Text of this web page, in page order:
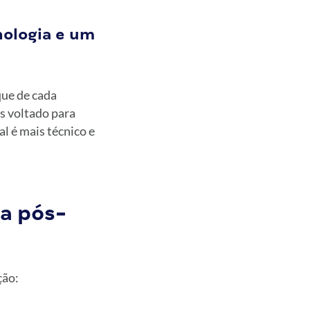
e um
de cada
voltado para
é mais técnico e
pós-